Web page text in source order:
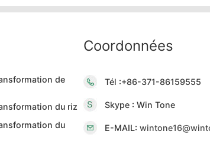
de
du riz
du
Coordonnées
Tél :+86-371-86159555
Skype : Win Tone
E-MAIL: